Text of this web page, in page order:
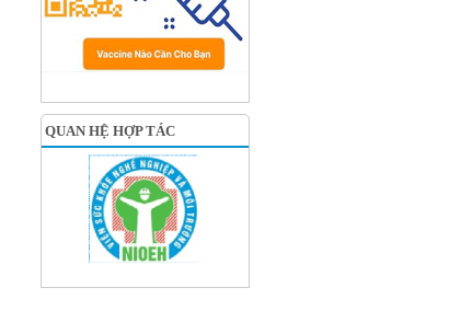
QUAN HỆ HỢP TÁC